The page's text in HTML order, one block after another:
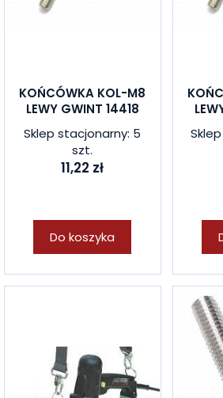
KOŃCÓWKA KOL-M8
LEWY GWINT 14418
Sklep stacjonarny: 5
szt.
11,22 zł
Do koszyka